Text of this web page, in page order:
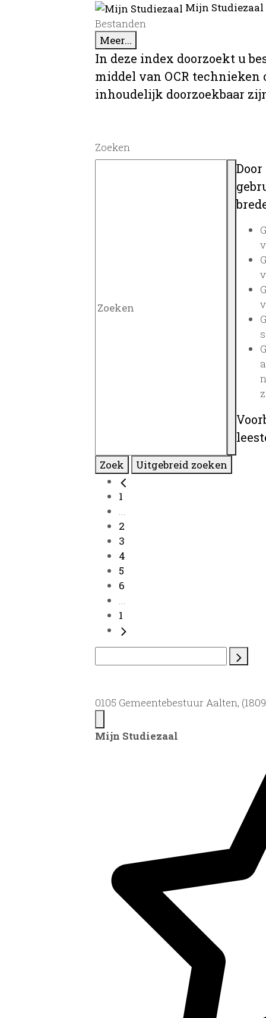
Mijn
Bestanden
Meer...
In deze index doorzoekt u
middel van OCR
inhoudelijk doorzoekbaar
Zoeken
Zoek Uitgebreid zoeken
1
...
2
3
4
5
6
...
1
0105 Gemeentebestuur Aalten,
Mijn Studiezaal